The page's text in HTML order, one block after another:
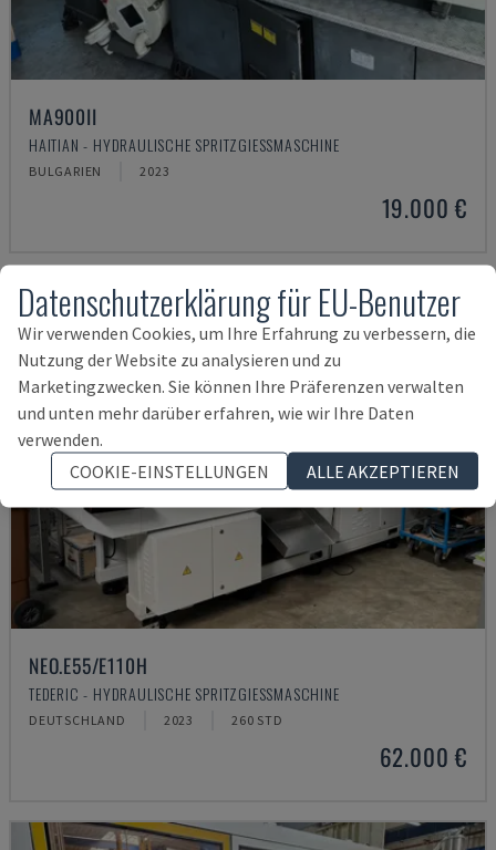
MA900ІІ
HAITIAN - HYDRAULISCHE SPRITZGIESSMASCHINE
BULGARIEN 2023
19.000 €
NEO.E55/E110H
TEDERIC - HYDRAULISCHE SPRITZGIESSMASCHINE
DEUTSCHLAND 2023 260 STD
62.000 €
Datenschutzerklärung für EU-Benutzer
Wir verwenden Cookies, um Ihre Erfahrung zu verbessern, die
Nutzung der Website zu analysieren und zu
Marketingzwecken. Sie können Ihre Präferenzen verwalten
und unten mehr darüber erfahren, wie wir Ihre Daten
verwenden.
COOKIE-EINSTELLUNGEN
ALLE AKZEPTIEREN